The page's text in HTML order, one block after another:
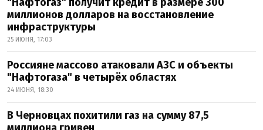
миллионов долларов на восстановление
инфраструктуры
25 ИЮНЯ, 17:03
Россияне массово атаковали АЗС и объекты
"Нафтогаза" в четырёх областях
24 ИЮНЯ, 18:30
В Черновцах похитили газ на сумму 87,5